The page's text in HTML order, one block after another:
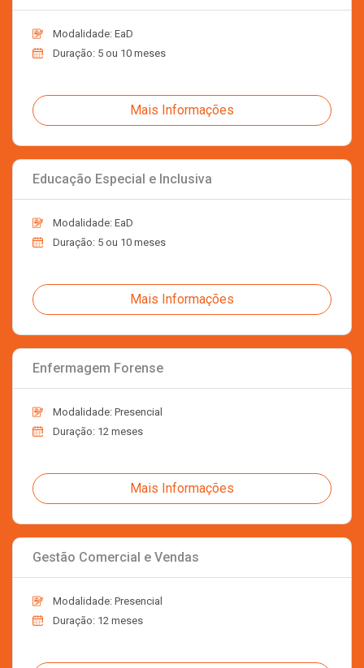
Modalidade: EaD
Duração: 5 ou 10 meses
Mais Informações
Educação Especial e Inclusiva
Modalidade: EaD
Duração: 5 ou 10 meses
Mais Informações
Enfermagem Forense
Modalidade: Presencial
Duração: 12 meses
Mais Informações
Gestão Comercial e Vendas
Modalidade: Presencial
Duração: 12 meses